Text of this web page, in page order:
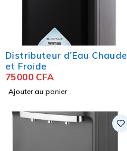
Distributeur d’Eau Chaude
et Froide
75000 CFA
Ajouter au panier